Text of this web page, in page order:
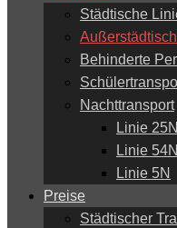
Städtische
Behinderte
Nachttransport
Linie 25N
Linie 54N
Linie 5N
Preise
Städtischer